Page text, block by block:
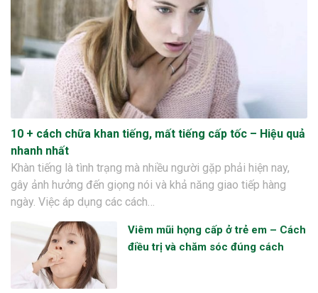
10 + cách chữa khan tiếng, mất tiếng cấp tốc – Hiệu quả
nhanh nhất
Khàn tiếng là tình trạng mà nhiều người gặp phải hiện nay,
gây ảnh hưởng đến giọng nói và khả năng giao tiếp hàng
ngày. Việc áp dụng các cách…
Viêm mũi họng cấp ở trẻ em – Cách
điều trị và chăm sóc đúng cách